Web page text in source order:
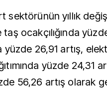
sektörünün yıllık
ocakçılığında
yüzde 26,91 artış,
yüzde 24,31
56,26 artış olarak